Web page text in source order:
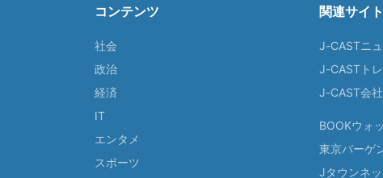
コンテンツ
社会
政治
経済
IT
エンタメ
スポーツ
関連サイト
J-CASTニ
J-CASTト
J-CAST会
BOOKウォ
東京バーゲ
Jタウンネッ